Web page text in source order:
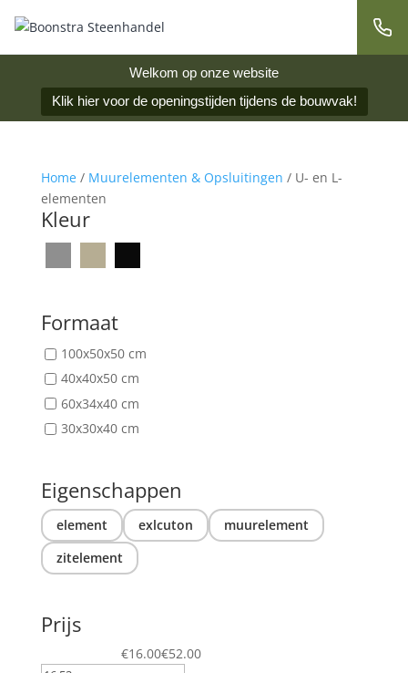
Welkom op onze website
Klik hier voor de openingstijden tijdens de bouwvak!
Home/ Muurelementen & Opsluitingen / U- en L-
elementen
Kleur
Formaat
100x50x50 cm
40x40x50 cm
60x34x40 cm
30x30x40 cm
Eigenschappen
element exlcuton
muurelement
zitelement
Prijs
€16.00€52.00